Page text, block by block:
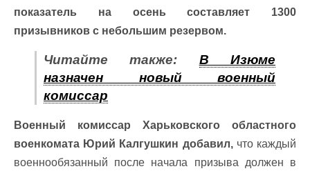
показатель на осень составляет 1300
призывников с небольшим резервом.
Читайте также: В Изюме
назначен новый военный
комиссар
Военный комиссар Харьковского областного
военкомата Юрий Калгушкин добавил,что каждый
военнообязанный после начала призыва должен в